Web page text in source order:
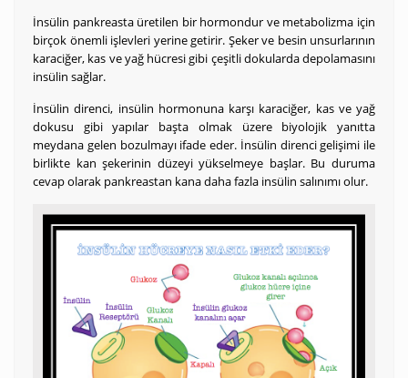
İnsülin pankreasta üretilen bir hormondur ve metabolizma için
birçok önemli işlevleri yerine getirir. Şeker ve besin unsurlarının
karaciğer, kas ve yağ hücresi gibi çeşitli dokularda depolamasını
insülin sağlar.
İnsülin direnci, insülin hormonuna karşı karaciğer, kas ve yağ
dokusu gibi yapılar başta olmak üzere biyolojik yanıtta
meydana gelen bozulmayı ifade eder. İnsülin direnci gelişimi ile
birlikte kan şekerinin düzeyi yükselmeye başlar. Bu duruma
cevap olarak pankreastan kana daha fazla insülin salınımı olur.